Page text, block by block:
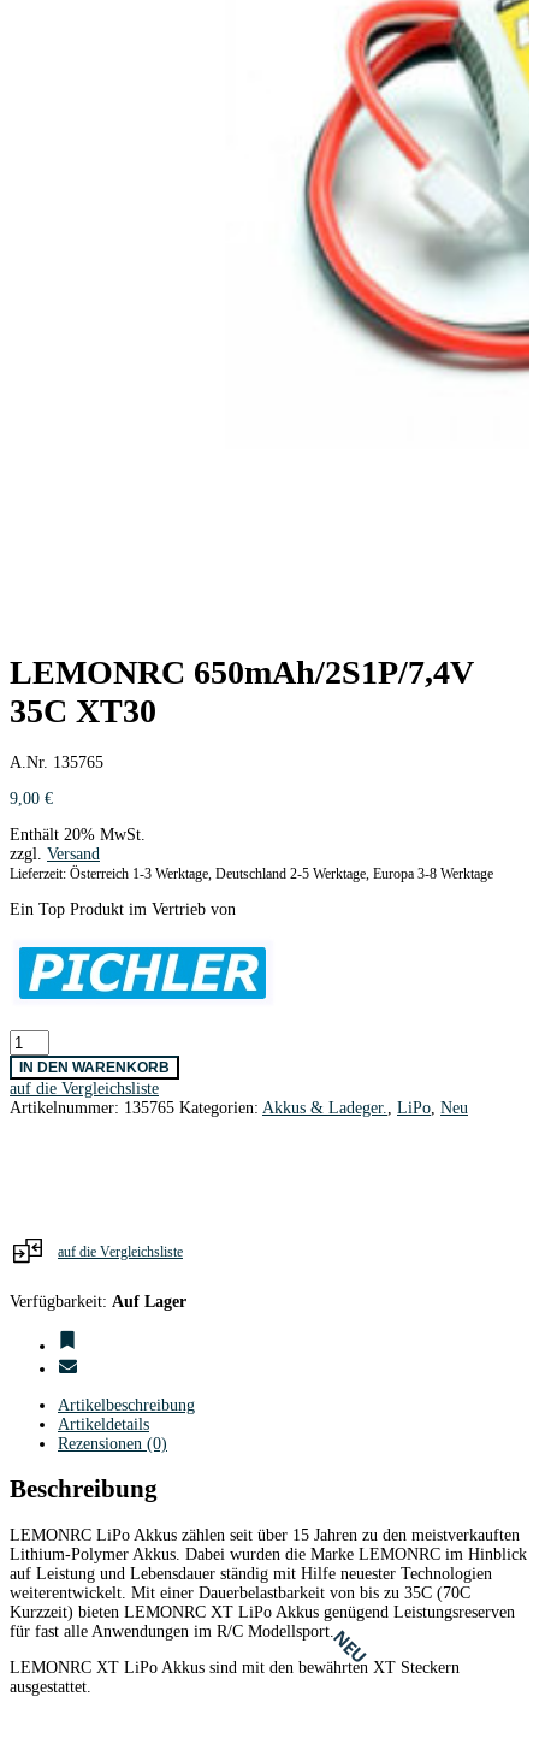
LEMONRC 650mAh/2S1P/7,4V
35C XT30
A.Nr. 135765
9,00 €
Enthält 20% MwSt.
zzgl. Versand
Lieferzeit: Österreich 1-3 Werktage, Deutschland 2-5 Werktage, Europa 3-8 Werktage
Ein Top Produkt im Vertrieb von
LEMONRC
650mAh/2S1P/7,4V
35C
XT30
Menge
IN DEN WARENKORB
auf die Vergleichsliste
Artikelnummer: 135765 Kategorien: Akkus & Ladeger. LiPo Neu
auf die Vergleichsliste
Verfügbarkeit: Auf Lager
Artikelbeschreibung
Artikeldetails
Rezensionen (0)
Beschreibung
LEMONRC LiPo Akkus zählen seit über 15 Jahren zu den meistverkauften
Lithium-Polymer Akkus. Dabei wurden die Marke LEMONRC im Hinblick
auf Leistung und Lebensdauer ständig mit Hilfe neuester Technologien
weiterentwickelt. Mit einer Dauerbelastbarkeit von bis zu 35C (70C
Kurzzeit) bieten LEMONRC XT LiPo Akkus genügend Leistungsreserven
für fast alle Anwendungen im R/C Modellsport.
LEMONRC XT LiPo Akkus sind mit den bewährten XT Steckern
ausgestattet.
NEU